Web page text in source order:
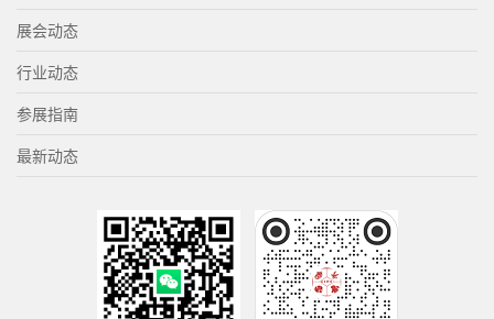
展会动态
行业动态
参展指南
最新动态